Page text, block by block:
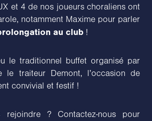
et 4 de nos joueurs choraliens ont
notamment Maxime pour parler
au club !
le traditionnel buffet organisé par
le traiteur Demont, l’occasion de
convivial et festif !
rejoindre ? Contactez-nous pour